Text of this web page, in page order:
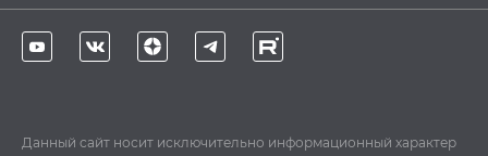
Данный сайт носит исключительно информационный характер